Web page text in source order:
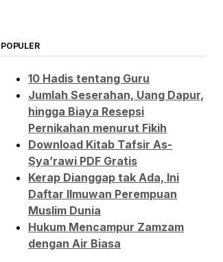
POPULER
10 Hadis tentang Guru
Jumlah Seserahan, Uang Dapur,
hingga Biaya Resepsi
Pernikahan menurut Fikih
Download Kitab Tafsir As-
Sya’rawi PDF Gratis
Kerap Dianggap tak Ada, Ini
Daftar Ilmuwan Perempuan
Muslim Dunia
Hukum Mencampur Zamzam
dengan Air Biasa